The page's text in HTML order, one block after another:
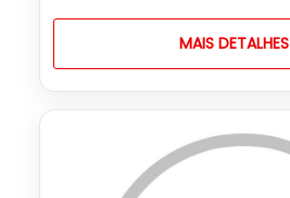
MAIS DETALHES